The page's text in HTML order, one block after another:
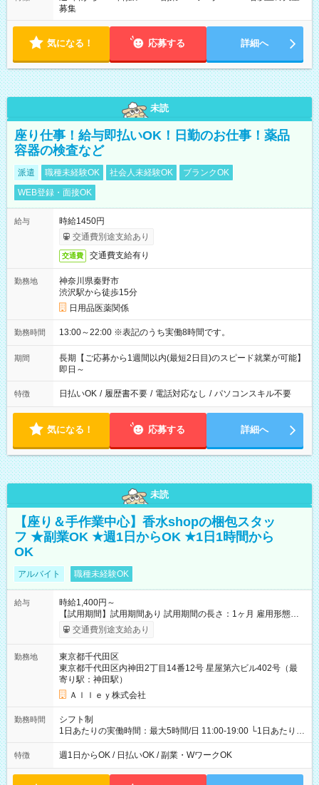
募集
気になる！ 応募する 詳細へ
未読
座り仕事！給与即払いOK！日勤のお仕事！薬品
容器の検査など
派遣 職種未経験OK 社会人未経験OK
ブランクOK
WEB登録・面接OK
給与
時給1450円
交通費別途支給あり
交通費 交通費支給有り
勤務地
神奈川県秦野市
渋沢駅から徒歩15分
日用品医薬関係
勤務時間 13:00～22:00 ※表記のうち実働8時間です。
期間
長期【ご応募から1週間以内(最短2日目)のスピード就業が可能】
即日～
特徴 日払いOK / 履歴書不要 / 電話対応なし / パソコンスキル不要
気になる！ 応募する 詳細へ
未読
【座り＆手作業中心】香水shopの梱包スタッ
フ ★副業OK ★週1日からOK ★1日1時間から
OK
アルバイト 職種未経験OK
給与
時給1,400円～
【試用期間】試用期間あり 試用期間の長さ：1ヶ月 雇用形態、
給与は本採用時と同じです。
交通費別途支給あり
勤務地
東京都千代田区
東京都千代田区内神田2丁目14番12号 星屋第六ビル402号（最
寄り駅：神田駅）
Ａｌｌｅｙ株式会社
勤務時間
シフト制
1日あたりの実働時間：最大5時間/日 11:00-19:00 └1日あたりの
実働時間：1-5時間 └上記の時間帯内であれば、いつでも勤務可
能！ └平日・土曜日の中で、お好きな曜日でご勤務いただけま
18:00 などのように、自由な働き方が可能なお仕事です！
特徴 週1日からOK / 日払いOK / 副業・WワークOK